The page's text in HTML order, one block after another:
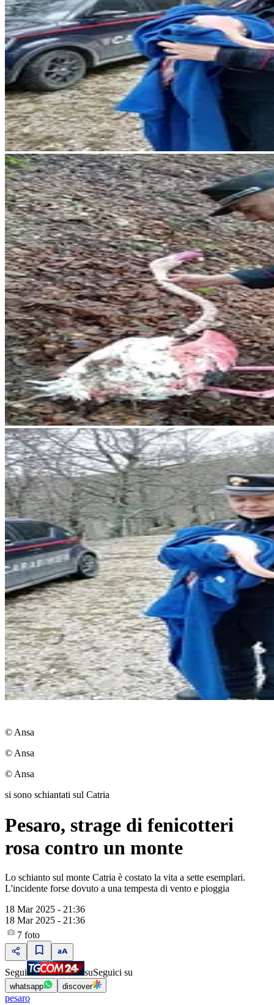
© Ansa
© Ansa
© Ansa
si sono schiantati sul Catria
Pesaro, strage di fenicotteri
rosa contro un monte
Lo schianto sul monte Catria è costato la vita a sette esemplari.
L'incidente forse dovuto a una tempesta di vento e pioggia
18 Mar 2025 - 21:36
18 Mar 2025 - 21:36
7 foto
Segui suSeguici su
whatsapp discover
pesaro